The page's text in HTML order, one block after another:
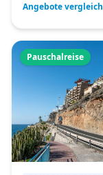
Angebote
Pauschalreise